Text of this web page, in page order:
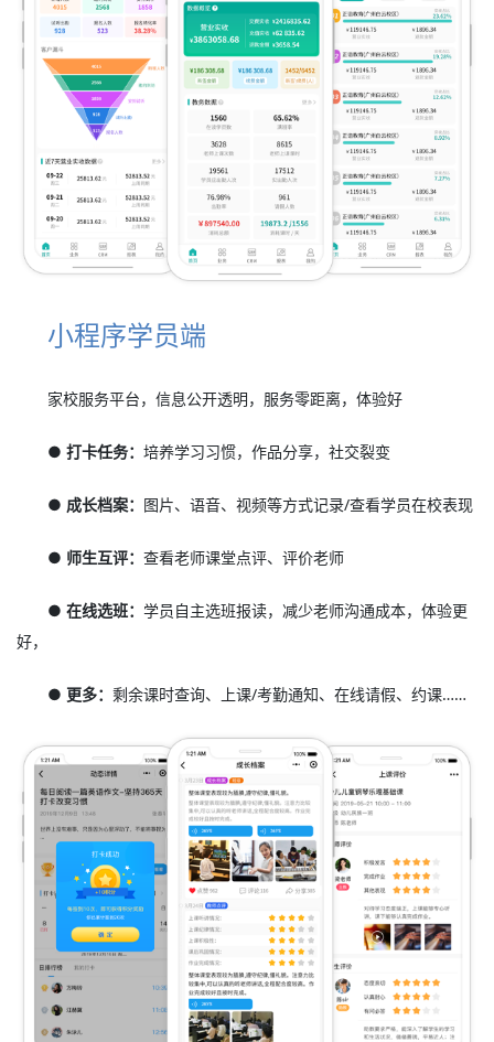
小程序学员端
家校服务平台，信息公开透明，服务零距离，体验好
● 打卡任务：培养学习习惯，作品分享，社交裂变
● 成长档案： 图片、语音、视频等方式记录/查看学员在校表现
● 师生互评：查看老师课堂点评、评价老师
● 在线选班：学员自主选班报读，减少老师沟通成本，体验更
好，
● 更多：剩余课时查询、上课/考勤通知、在线请假、约课……